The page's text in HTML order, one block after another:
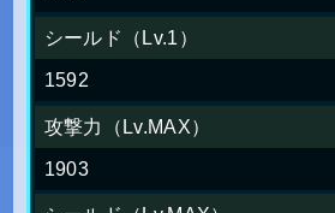
シールド（Lv.1）
1592
攻撃力（Lv.MAX）
1903